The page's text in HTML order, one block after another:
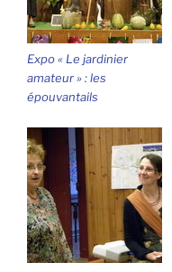
Expo « Le jardinier
amateur » : les
épouvantails